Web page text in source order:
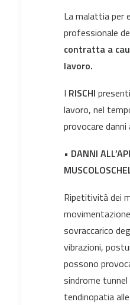
La malattia per
professionale
contratta a
lavoro.
I RISCHI
lavoro, nel
provocare danni
• DANNI
Ripetitività dei
sovraccarico
vibrazioni,
possono
sindrome tunnel
tendinopatia